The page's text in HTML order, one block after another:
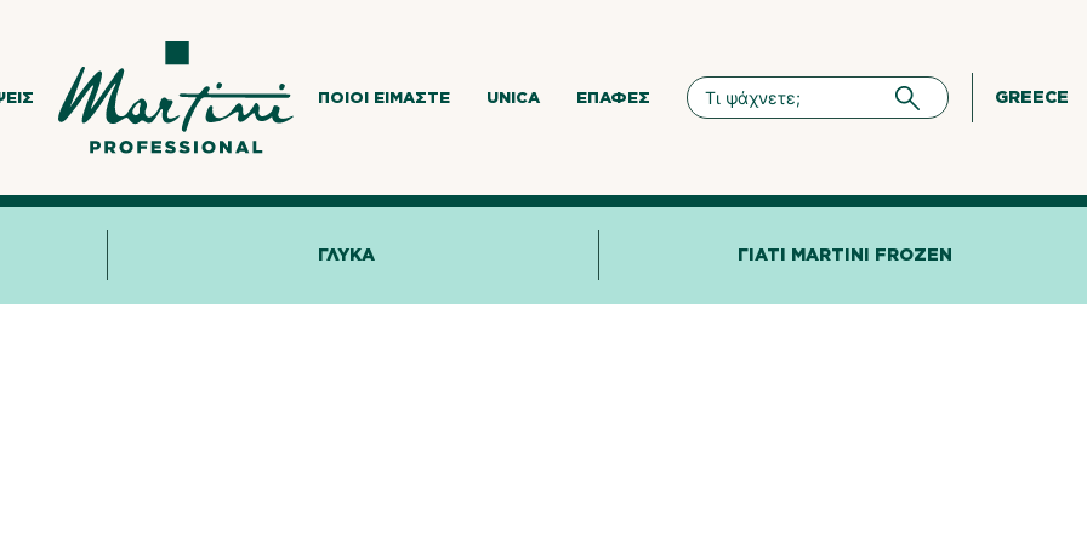
ΠΟΙΟΙ ΕΊΜΑΣΤΕ UNICA ΕΠΑΦΈΣ GREECE
ΓΛΥΚΑ ΓΙΑΤΊ MARTINI FROZEN